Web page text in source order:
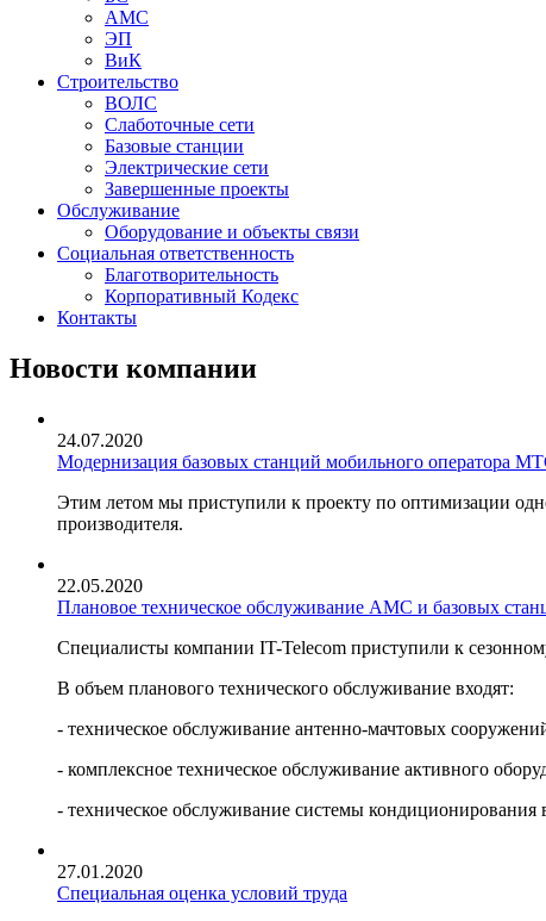
АМС
ЭП
ВиК
Строительство
ВОЛС
Слаботочные сети
Базовые станции
Электрические сети
Завершенные проекты
Обслуживание
Оборудование и объекты связи
Социальная ответственность
Благотворительность
Корпоративный Кодекс
Контакты
Новости компании
24.07.2020
Модернизация базовых станций мобильного оператора
Этим летом мы приступили к проекту по оптимизации
производителя.
22.05.2020
Плановое техническое обслуживание АМС и базовых
Специалисты компании IT-Telecom приступили к
В объем планового технического обслуживание входят:
- техническое обслуживание антенно-мачтовых
- комплексное техническое обслуживание активного
- техническое обслуживание системы кондиционирования
27.01.2020
Специальная оценка условий труда